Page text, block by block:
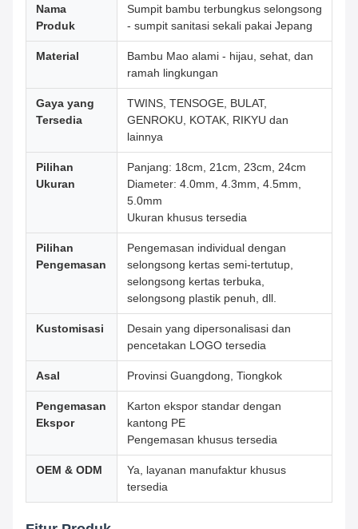
Nama
Produk
Sumpit bambu terbungkus selongsong
- sumpit sanitasi sekali pakai Jepang
Material
Bambu Mao alami - hijau, sehat, dan
ramah lingkungan
Gaya yang
Tersedia
TWINS, TENSOGE, BULAT,
GENROKU, KOTAK, RIKYU dan
lainnya
Pilihan
Ukuran
Panjang: 18cm, 21cm, 23cm, 24cm
Diameter: 4.0mm, 4.3mm, 4.5mm,
5.0mm
Ukuran khusus tersedia
Pilihan
Pengemasan
Pengemasan individual dengan
selongsong kertas semi-tertutup,
selongsong kertas terbuka,
selongsong plastik penuh, dll.
Kustomisasi
Desain yang dipersonalisasi dan
pencetakan LOGO tersedia
Asal Provinsi Guangdong, Tiongkok
Pengemasan
Ekspor
Karton ekspor standar dengan
kantong PE
Pengemasan khusus tersedia
OEM & ODM
Ya, layanan manufaktur khusus
tersedia